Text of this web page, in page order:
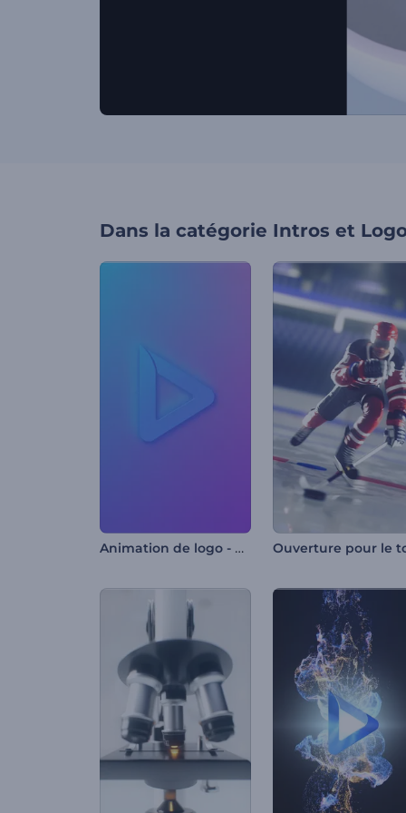
Dans la catégorie Intros et
Animation de logo - Coup de projecteur dynamique